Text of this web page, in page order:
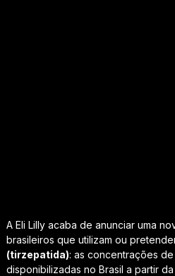
A Eli Lilly acaba de anunciar uma
brasileiros que utilizam ou
(tirzepatida): as concentrações de
disponibilizadas no Brasil a partir da